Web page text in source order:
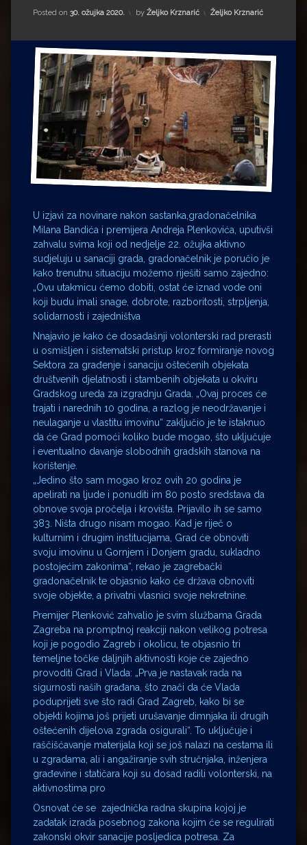
Matea Andrić
Ljiljana Lekanić-Kljaić
Željko Krznarić
Mario Lovreković
Posted on 30. ožujka 2020. by Željko Krznarić Kategorije:
Željko Krznarić
U izjavi za novinare nakon sastanka,gradonačelnika
Milana Bandića i premijera Andreja Plenkovića, uputivši
zahvalu svima koji od nedjelje 22. ožujka aktivno
sudjeluju u sanaciji grada, gradonačelnik je poručio je
kako trenutnu situaciju možemo riješiti samo zajedno:
„Ovu utakmicu ćemo dobiti, ostat će iznad vode oni
koji budu imali snage, dobrote, razboritosti, strpljenja,
solidarnosti i zajedništva
Nnajavio je kako će dosadašnji volonterski rad prerasti
u osmišljen i sistematski pristup kroz formiranje novog
Sektora za građenje i sanaciju oštećenih objekata
društvenih djelatnosti i stambenih objekata u okviru
Gradskog ureda za izgradnju Grada. „Ovaj proces će
trajati i narednih 10 godina, a razlog je neodržavanje i
neulaganje u vlastitu imovinu“ zaključio je te istaknuo
da će Grad pomoći koliko bude mogao, što uključuje
i eventualno davanje slobodnih gradskih stanova na
korištenje.
„Jedino što sam mogao kroz ovih 20 godina je
apelirati na ljude i ponuditi im 80 posto sredstava da
obnove svoja pročelja i krovišta. Prijavilo ih se samo
383. Ništa drugo nisam mogao. Kad je riječ o
kulturnim i drugim institucijama, Grad će obnoviti
svoju imovinu u Gornjem i Donjem gradu, sukladno
postojećim zakonima“, rekao je zagrebački
gradonačelnik te objasnio kako će država obnoviti
svoje objekte, a privatni vlasnici svoje nekretnine.
Premijer Plenković zahvalio je svim službama Grada
Zagreba na promptnoj reakciji nakon velikog potresa
koji je pogodio Zagreb i okolicu, te objasnio tri
temeljne točke daljnjih aktivnosti koje će zajedno
provoditi Grad i Vlada: „Prva je nastavak rada na
sigurnosti naših građana, što znači da će Vlada
poduprijeti sve što radi Grad Zagreb, kako bi se
objekti kojima još prijeti urušavanje dimnjaka ili drugih
oštećenih dijelova zgrada osigurali“. To uključuje i
raščišćavanje materijala koji se još nalazi na cestama ili
u zgradama, ali i angažiranje svih stručnjaka, inženjera
građevine i statičara koji su dosad radili volonterski, na
aktivnostima pro
Osnovat će se zajednička radna skupina kojoj je
zadatak izrada posebnog zakona kojim će se regulirati
zakonski okvir sanacije posljedica potresa. Za